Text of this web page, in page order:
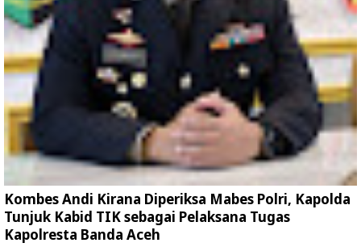
Kombes Andi Kirana Diperiksa Mabes Polri, Kapolda
Tunjuk Kabid TIK sebagai Pelaksana Tugas
Kapolresta Banda Aceh